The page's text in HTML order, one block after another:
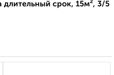
длительный срок, 15м², 3/5